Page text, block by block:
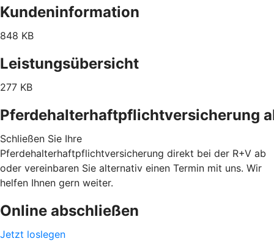
Kundeninformation
848 KB
Leistungsübersicht
277 KB
Pferdehalterhaftpflichtversicherung
Schließen Sie Ihre
Pferdehalterhaftpflichtversicherung direkt bei der R+V ab
oder vereinbaren Sie alternativ einen Termin mit uns. Wir
helfen Ihnen gern weiter.
Online abschließen
Jetzt loslegen